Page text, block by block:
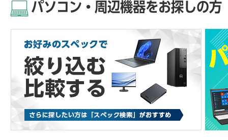
パソコン・周辺機器をお探しの方